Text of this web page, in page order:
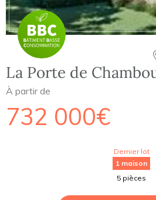
La Porte de
À partir de
732 000€
Dernier lot
1 maison
5 pièces